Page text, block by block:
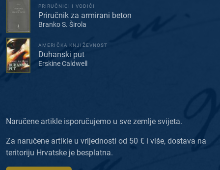
PRIRUČNICI I VODIČI
Priručnik za armirani beton
Branko S. Širola
AMERIČKA KNJIŽEVNOST
Duhanski put
Erskine Caldwell
Naručene artikle isporučujemo u sve zemlje svijeta.
Za naručene artikle u vrijednosti od 50 € i više, dostava na
teritoriju Hrvatske je besplatna.